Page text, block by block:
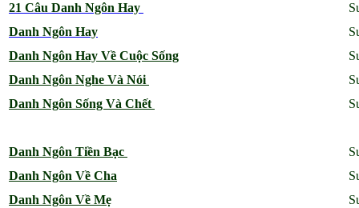
21 Câu Danh Ngôn Hay
Danh Ngôn Hay
Danh Ngôn Hay Về Cuộc Sống
Danh Ngôn Nghe Và Nói
Danh Ngôn Sống Và Chết
Danh Ngôn Tiền Bạc
Danh Ngôn Về Cha
Danh Ngôn Về Mẹ